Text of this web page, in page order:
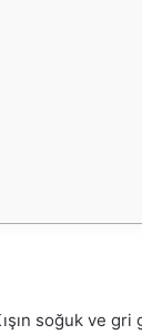
soğuk ve gri